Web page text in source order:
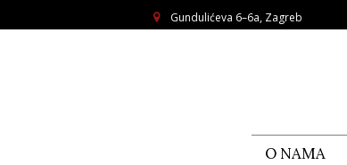
Gundulićeva 6–6a, Zagreb
O NAMA